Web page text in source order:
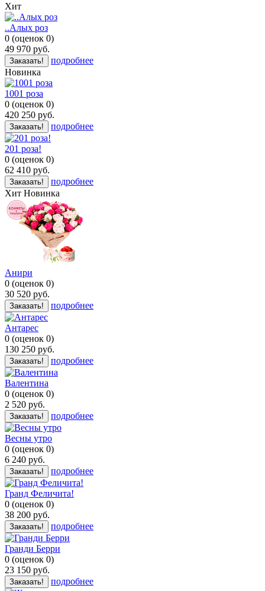
Хит
..Алых роз
0 (оценок 0)
49 970 руб.
Заказать!
подробнее
Новинка
1001 роза
0 (оценок 0)
420 250 руб.
Заказать! подробнее
201 роза!
0 (оценок 0)
62 410 руб.
Заказать!
подробнее
Хит Новинка
Анири
0 (оценок 0)
30 520 руб.
Заказать! подробнее
Антарес
0 (оценок 0)
130 250 руб.
Заказать! подробнее
Валентина
0 (оценок 0)
2 520 руб.
Заказать! подробнее
Весны утро
0 (оценок 0)
6 240 руб.
Заказать! подробнее
Гранд Феличита!
0 (оценок 0)
38 200 руб.
Заказать! подробнее
Гранди Берри
0 (оценок 0)
23 150 руб.
Заказать! подробнее